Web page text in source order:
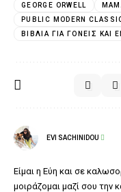
GEORGE ORWELL
PUBLIC MODERN
ΒΙΒΛΊΑ ΓΙΑ ΓΟΝΕΊΣ ΚΑΙ
EVI SACHINIDOU
Είμαι η Εύη και σε
μοιράζομαι μαζί σου την